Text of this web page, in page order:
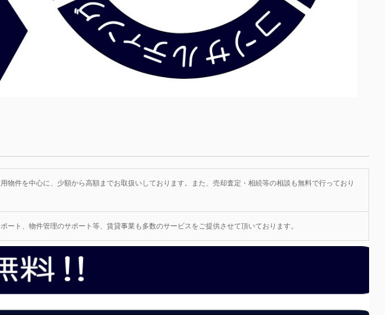
物件を中心に、少額から高額までお取扱いしております。また、売却査定・相続等の相談も無料で行っており
ト、物件管理のサポート等、賃貸事業も多数のサービスをご提供させて頂いております。